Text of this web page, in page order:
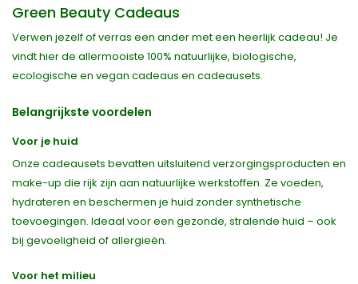
Green Beauty Cadeaus
Verwen jezelf of verras een ander met een heerlijk cadeau! Je
vindt hier de allermooiste 100% natuurlijke, biologische,
ecologische en vegan cadeaus en cadeausets.
Belangrijkste voordelen
Voor je huid
Onze cadeausets bevatten uitsluitend verzorgingsproducten en
make-up die rijk zijn aan natuurlijke werkstoffen. Ze voeden,
hydrateren en beschermen je huid zonder synthetische
toevoegingen. Ideaal voor een gezonde, stralende huid – ook
bij gevoeligheid of allergieën.
Voor het milieu